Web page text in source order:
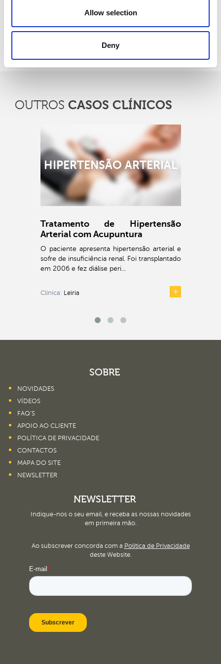
Allow selection
Deny
Artigos Relacionados:
OUTROS CASOS CLÍNICOS
HIPERTENSÃO ARTERIAL
Tratamento de Hipertensão
Arterial com Acupuntura
O paciente apresenta hipertensão arterial e
sofre de insuficiência renal. Foi transplantado
em 2006 e fez diálise peri...
Clínica: Leiria
SOBRE
NOVIDADES
VÍDEOS
FAQ’S
APOIO AO CLIENTE
POLÍTICA DE PRIVACIDADE
CONTACTOS
MAPA DO SITE
NEWSLETTER
NEWSLETTER
Indique-nos o seu email, e receba as nossas novidades
em primeira mão.
Ao subscrever concorda com a Política de Privacidade
deste Website.